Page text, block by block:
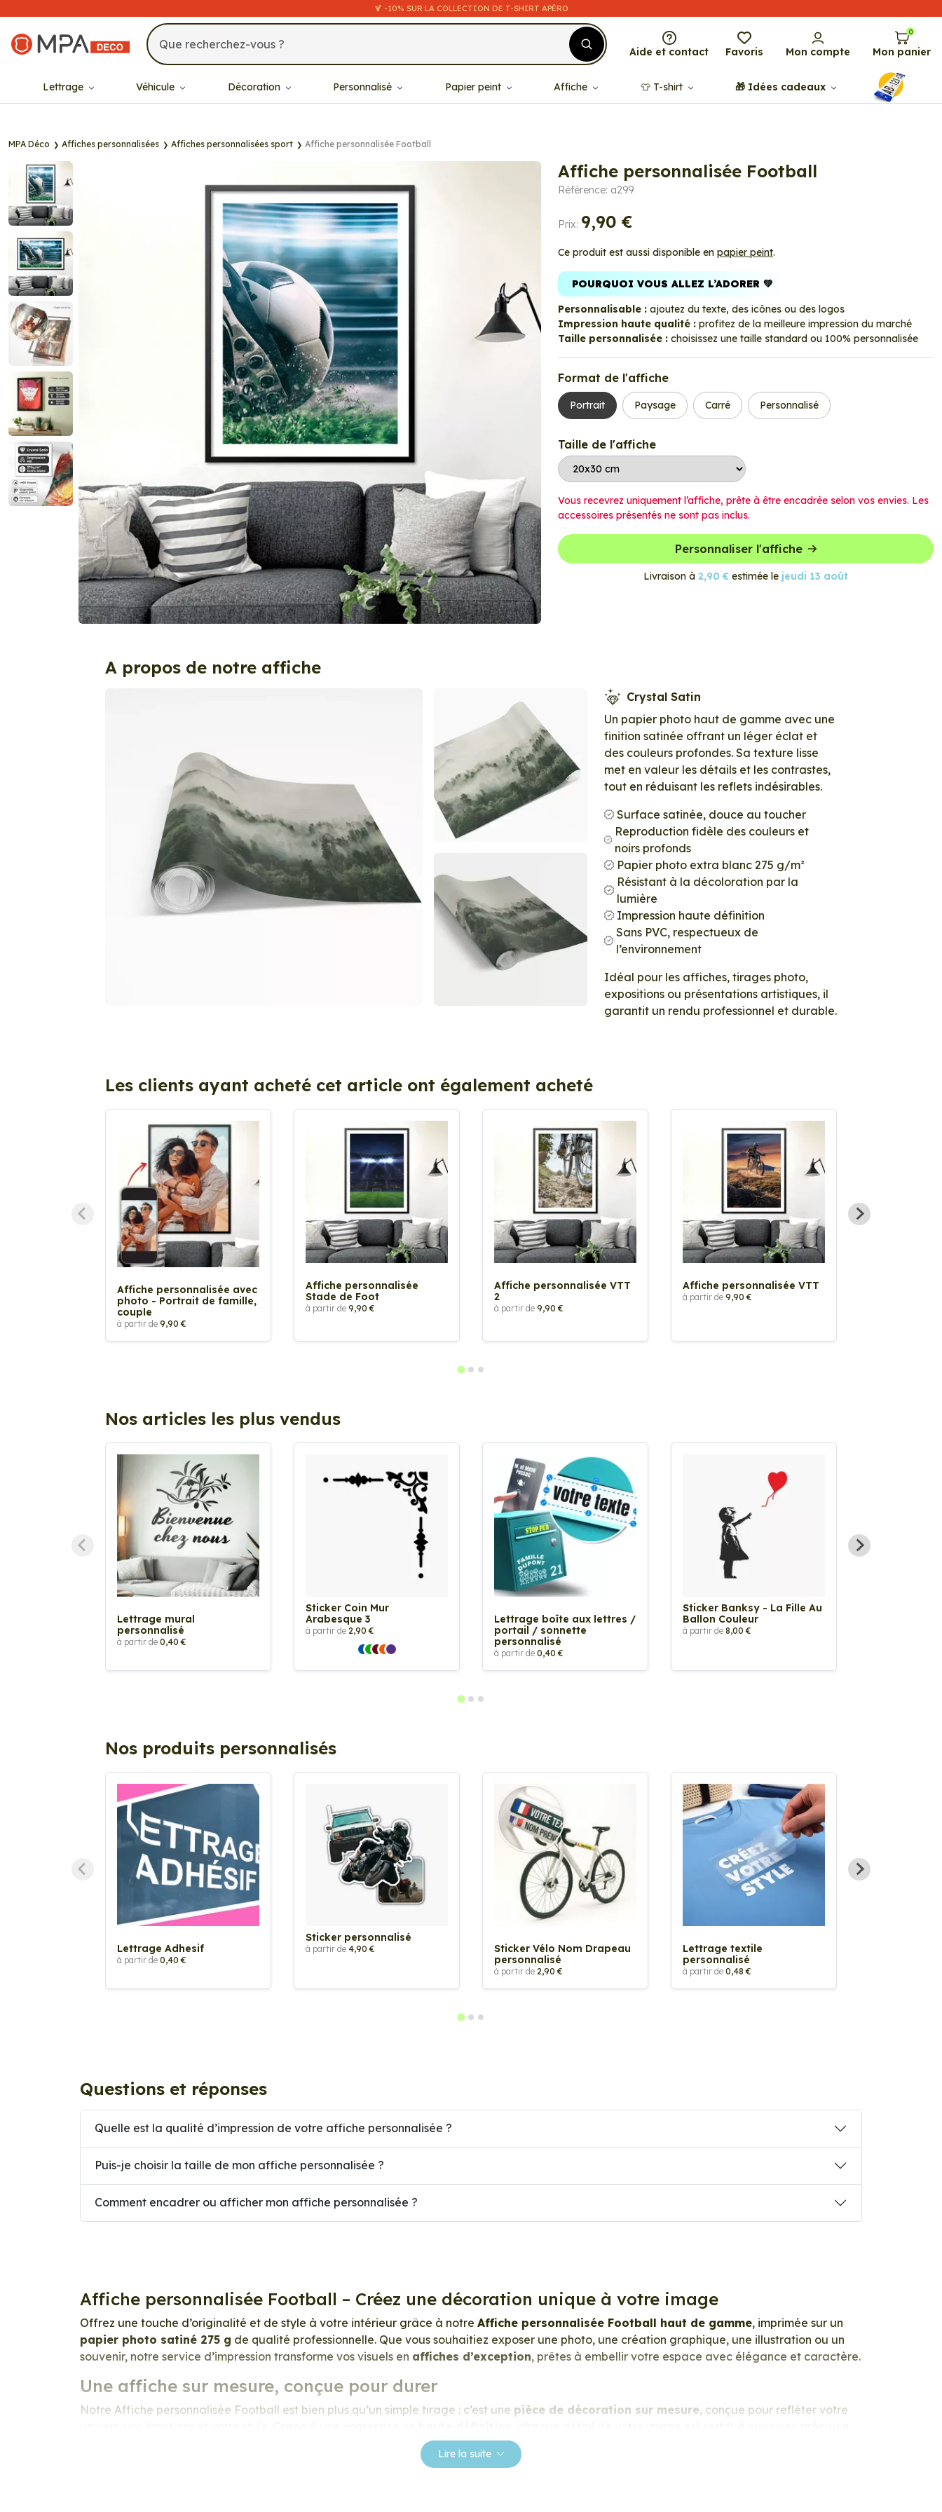
🍹 -10% SUR LA COLLECTION DE T-SHIRT APÉRO
MPA Déco
Aide et contact Favoris Mon compte
0
Mon panier
Lettrage Véhicule Décoration Personnalisé Papier peint Affiche 👕​​ T-shirt 🎁​ Idées cadeaux
MPA Déco Affiches personnalisées Affiches personnalisées sport Affiche personnalisée Football
Affiche personnalisée Football
Référence: a299
Prix: 9,90 €
Ce produit est aussi disponible en papier peint.
POURQUOI VOUS ALLEZ L’ADORER 💚
Personnalisable : ajoutez du texte, des icônes ou des logos
Impression haute qualité : profitez de la meilleure impression du marché
Taille personnalisée : choisissez une taille standard ou 100% personnalisée
Format de l'affiche
Portrait Paysage Carré Personnalisé
Taille de l'affiche
Vous recevrez uniquement l’affiche, prête à être encadrée selon vos envies. Les
accessoires présentés ne sont pas inclus.
Personnaliser l'affiche
Livraison à 2,90 € estimée le jeudi 13 août
A propos de notre affiche
Crystal Satin
Un papier photo haut de gamme avec une
finition satinée offrant un léger éclat et
des couleurs profondes. Sa texture lisse
met en valeur les détails et les contrastes,
tout en réduisant les reflets indésirables.
Surface satinée, douce au toucher
Reproduction fidèle des couleurs et
noirs profonds
Papier photo extra blanc 275 g/m²
Résistant à la décoloration par la
lumière
Impression haute définition
Sans PVC, respectueux de
l’environnement
Idéal pour les affiches, tirages photo,
expositions ou présentations artistiques, il
garantit un rendu professionnel et durable.
Les clients ayant acheté cet article ont également acheté
Affiche personnalisée avec
photo - Portrait de famille,
couple
à partir de 9,90 €
Affiche personnalisée
Stade de Foot
à partir de 9,90 €
Affiche personnalisée VTT
2
à partir de 9,90 €
Affiche personnalisée VTT
à partir de 9,90 €
Nos articles les plus vendus
Lettrage mural
personnalisé
à partir de 0,40 €
Sticker Coin Mur
Arabesque 3
à partir de 2,90 €
Lettrage boîte aux lettres /
portail / sonnette
personnalisé
à partir de 0,40 €
Sticker Banksy - La Fille Au
Ballon Couleur
à partir de 8,00 €
Nos produits personnalisés
Lettrage Adhesif
à partir de 0,40 €
Sticker personnalisé
à partir de 4,90 €
Sticker Vélo Nom Drapeau
personnalisé
à partir de 2,90 €
Lettrage textile
personnalisé
à partir de 0,48 €
Questions et réponses
Quelle est la qualité d’impression de votre affiche personnalisée ?
Puis-je choisir la taille de mon affiche personnalisée ?
Comment encadrer ou afficher mon affiche personnalisée ?
Affiche personnalisée Football – Créez une décoration unique à votre image
Offrez une touche d’originalité et de style à votre intérieur grâce à notre Affiche personnalisée Football haut de gamme, imprimée sur un
papier photo satiné 275 g de qualité professionnelle. Que vous souhaitiez exposer une photo, une création graphique, une illustration ou un
souvenir, notre service d’impression transforme vos visuels en affiches d’exception, prêtes à embellir votre espace avec élégance et caractère.
Une affiche sur mesure, conçue pour durer
Notre Affiche personnalisée Football est bien plus qu’un simple tirage : c’est une pièce de décoration sur mesure, conçue pour refléter votre
exceptionnelle. Les couleurs sont éclatantes, les contrastes profonds, et la texture satinée du papier photo apporte un rendu à la fois
Lire la suite